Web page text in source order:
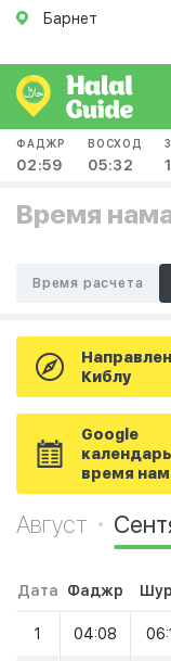
Барнет
ФАДЖР
02:59
ВОСХОД
05:32
Время
Время расчета
Киблу
Google
календарь
время
Август
Дата Фаджр
1 04:08